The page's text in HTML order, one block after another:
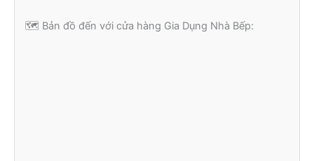
🗺️ Bản đồ đến với cửa hàng Gia Dụng Nhà Bếp: